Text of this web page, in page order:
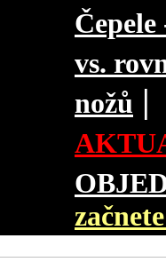
vs.
nožů |